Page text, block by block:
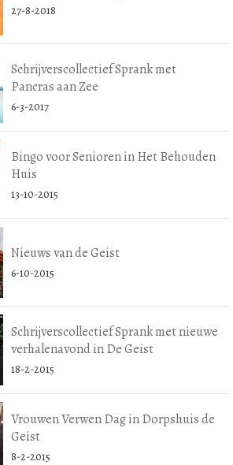
27-8-2018
Schrijverscollectief Sprank met
Pancras aan Zee
6-3-2017
Bingo voor Senioren in Het Behouden
Huis
13-10-2015
Nieuws van de Geist
6-10-2015
Schrijverscollectief Sprank met nieuwe
verhalenavond in De Geist
18-2-2015
Vrouwen Verwen Dag in Dorpshuis de
Geist
8-2-2015